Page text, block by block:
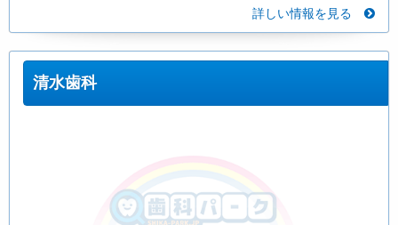
詳しい情報を見る
清水歯科